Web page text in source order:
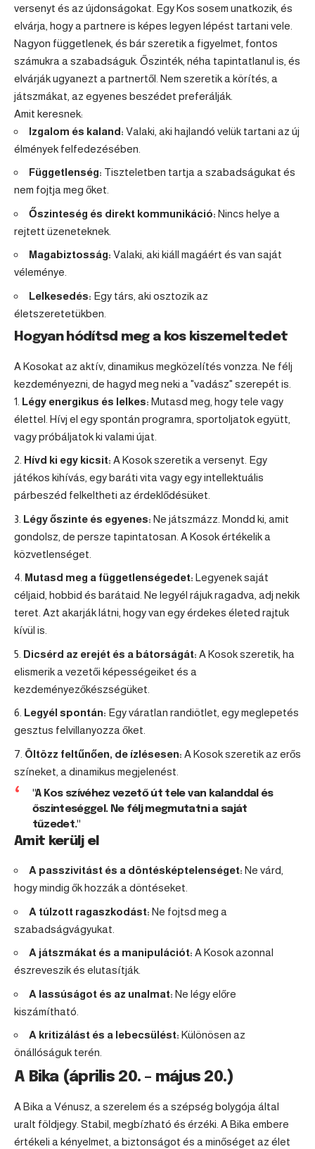
versenyt és az újdonságokat. Egy Kos sosem unatkozik, és
elvárja, hogy a partnere is képes legyen lépést tartani vele.
Nagyon függetlenek, és bár szeretik a figyelmet, fontos
számukra a szabadságuk. Őszinték, néha tapintatlanul is, és
elvárják ugyanezt a partnertől. Nem szeretik a körítés, a
játszmákat, az egyenes beszédet preferálják.
Amit keresnek:
Izgalom és kaland: Valaki, aki hajlandó velük tartani az új
élmények felfedezésében.
Függetlenség: Tiszteletben tartja a szabadságukat és
nem fojtja meg őket.
Őszinteség és direkt kommunikáció: Nincs helye a
rejtett üzeneteknek.
Magabiztosság: Valaki, aki kiáll magáért és van saját
véleménye.
Lelkesedés: Egy társ, aki osztozik az
életszeretetükben.
Hogyan hódítsd meg a kos kiszemeltedet
A Kosokat az aktív, dinamikus megközelítés vonzza. Ne félj
kezdeményezni, de hagyd meg neki a "vadász" szerepét is.
Légy energikus és lelkes: Mutasd meg, hogy tele vagy
élettel. Hívj el egy spontán programra, sportoljatok együtt,
vagy próbáljatok ki valami újat.
Hívd ki egy kicsit: A Kosok szeretik a versenyt. Egy
játékos kihívás, egy baráti vita vagy egy intellektuális
párbeszéd felkeltheti az érdeklődésüket.
Légy őszinte és egyenes: Ne játszmázz. Mondd ki, amit
gondolsz, de persze tapintatosan. A Kosok értékelik a
közvetlenséget.
Mutasd meg a függetlenségedet: Legyenek saját
céljaid, hobbid és barátaid. Ne legyél rájuk ragadva, adj nekik
teret. Azt akarják látni, hogy van egy érdekes életed rajtuk
kívül is.
Dicsérd az erejét és a bátorságát: A Kosok szeretik, ha
elismerik a vezetői képességeiket és a
kezdeményezőkészségüket.
Legyél spontán: Egy váratlan randiötlet, egy meglepetés
gesztus felvillanyozza őket.
Öltözz feltűnően, de ízlésesen: A Kosok szeretik az erős
színeket, a dinamikus megjelenést.
"A Kos szívéhez vezető út tele van kalanddal és
őszinteséggel. Ne félj megmutatni a saját
tűzedet."
Amit kerülj el
A passzivitást és a döntésképtelenséget: Ne várd,
hogy mindig ők hozzák a döntéseket.
A túlzott ragaszkodást: Ne fojtsd meg a
szabadságvágyukat.
A játszmákat és a manipulációt: A Kosok azonnal
észreveszik és elutasítják.
A lassúságot és az unalmat: Ne légy előre
kiszámítható.
A kritizálást és a lebecsülést: Különösen az
önállóságuk terén.
A Bika (április 20. – május 20.)
A Bika a Vénusz, a szerelem és a szépség bolygója által
uralt földjegy. Stabil, megbízható és érzéki. A Bika embere
értékeli a kényelmet, a biztonságot és a minőséget az élet